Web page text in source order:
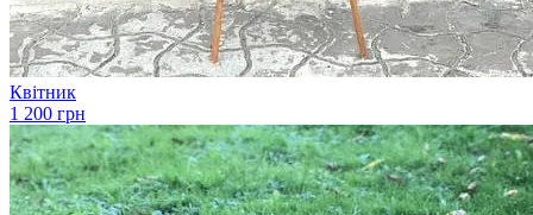
Квітник
1 200 грн